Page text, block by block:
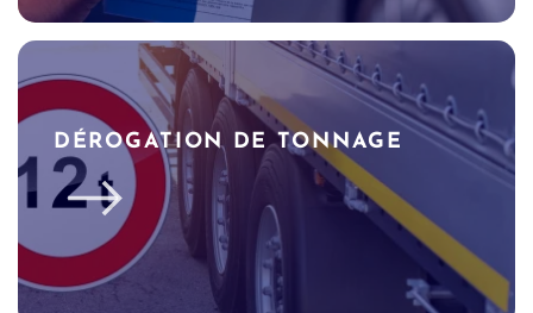
DÉROGATION DE TONNAGE